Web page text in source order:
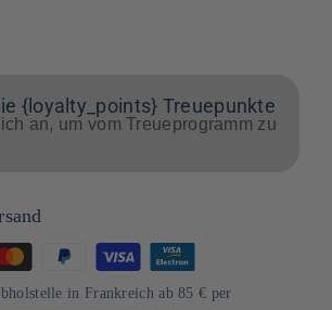
{loyalty_points} Treuepunkte
an, um vom Treueprogramm zu
in Frankreich ab 85 € per